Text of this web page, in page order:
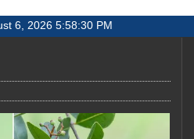
6, 2026 5:58:30 PM